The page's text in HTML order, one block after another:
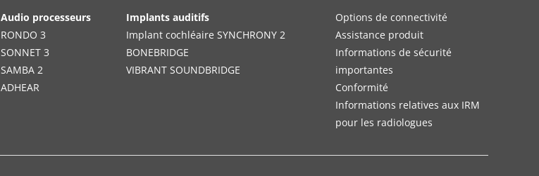
Audio processeurs
RONDO 3
SONNET 3
SAMBA 2
ADHEAR
Implants auditifs
Implant cochléaire SYNCHRONY 2
BONEBRIDGE
VIBRANT SOUNDBRIDGE
Options de connectivité
Assistance produit
Informations de sécurité
importantes
Conformité
Informations relatives aux IRM
pour les radiologues